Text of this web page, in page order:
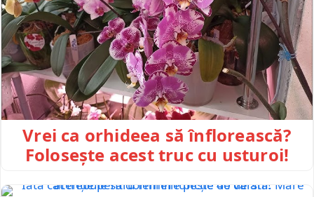
Vrei ca orhideea să înflorească?
Folosește acest truc cu usturoi!